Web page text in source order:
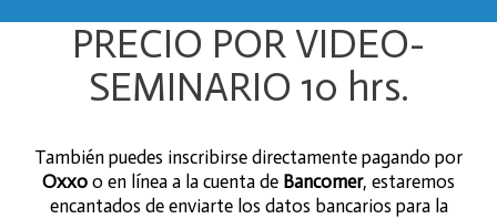
PRECIO POR VIDEO-
SEMINARIO 10 hrs.
También puedes inscribirse directamente pagando por
Oxxo o en línea a la cuenta de Bancomer, estaremos
encantados de enviarte los datos bancarios para la